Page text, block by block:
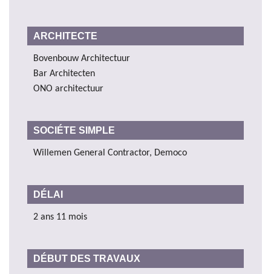
ARCHITECTE
Bovenbouw Architectuur
Bar Architecten
ONO architectuur
SOCIÉTE SIMPLE
Willemen General Contractor, Democo
DÉLAI
2 ans 11 mois
DÉBUT DES TRAVAUX